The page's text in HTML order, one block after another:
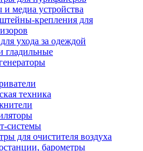
и медиа устройства
крепления для
ухода за одеждой
гладильные
техника
системы
для очистителя воздуха
барометры